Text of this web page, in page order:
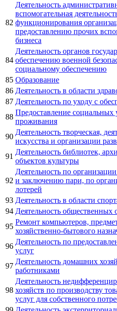
82
Деятельность
вспомогательная
функционирования
предоставлению прочих
бизнеса
84
Деятельность органов
обеспечению военной
социальному обеспечению
85 Образование
86 Деятельность в области
87 Деятельность по уходу с
88
Предоставление социальных
проживания
90
Деятельность творческая,
искусства и организации
91
Деятельность библиотек,
объектов культуры
92
Деятельность по
и заключению пари, по
лотерей
93 Деятельность в области
94 Деятельность общественных
95
Ремонт компьютеров,
хозяйственно-бытового
96
Деятельность по
услуг
97
Деятельность домашних
работниками
98
Деятельность
хозяйств по производству
услуг для собственного